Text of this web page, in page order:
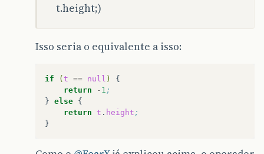
t.height;)
Isso seria o equivalente a isso:
if ( t == null )
return
- 1 ;
} else
return t . height ;